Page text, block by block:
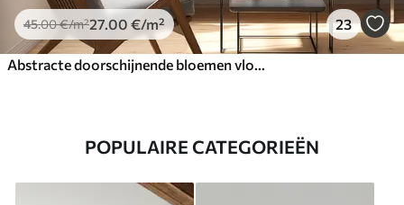
45.00€/m²27 .00 €/m² 23
POPULAIRE CATEGORIEËN